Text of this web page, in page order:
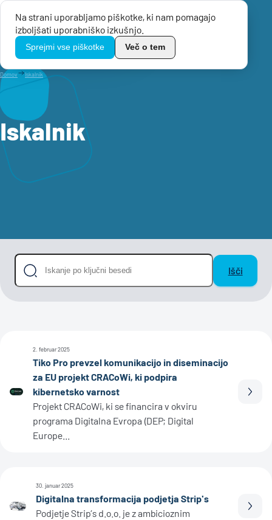
Na strani uporabljamo piškotke, ki nam pomagajo
izboljšati uporabniško izkušnjo.
Sprejmi vse piškotke Več o tem
TikoPro
Menu
Domov Iskalnik
Iskalnik
Išči
2. februar 2025
Tiko Pro prevzel komunikacijo in diseminacijo
za EU projekt CRACoWi, ki podpira
kibernetsko varnost
Projekt CRACoWi, ki se financira v okviru
programa Digitalna Evropa (DEP; Digital
Europe...
30. januar 2025
Digitalna transformacija podjetja Strip's
Podjetje Strip’s d.o.o. je z ambicioznim